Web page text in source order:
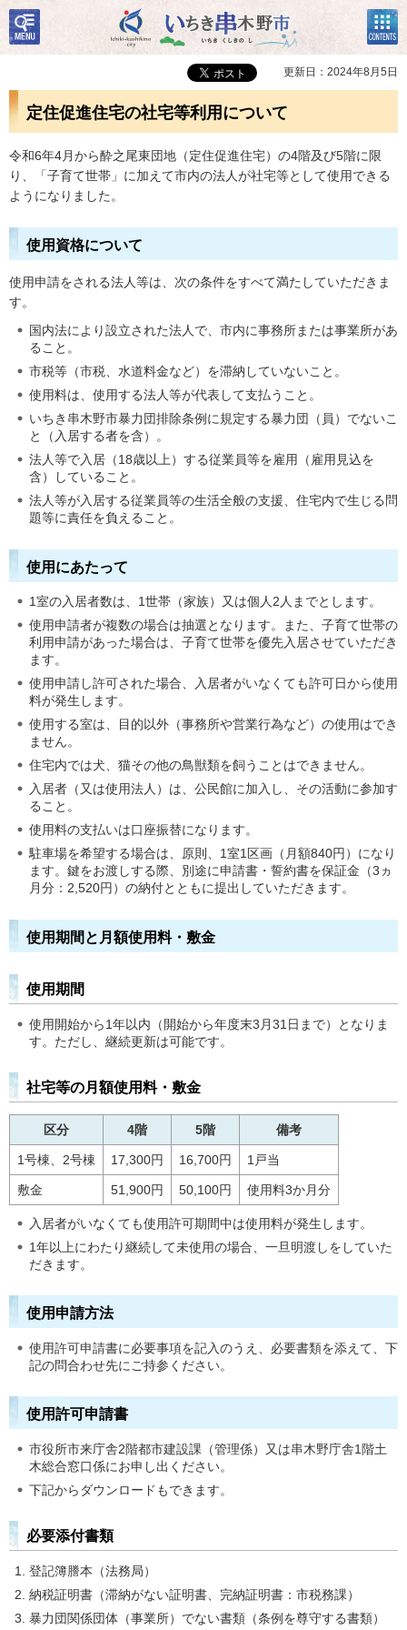
いちき串木野市
検
索・
共通
コン
テン
ツメ
ニュ
更新日：2024年8月5日
定住促進住宅の社宅等利用について
令和6年4月から酔之尾東団地（定住促進住宅）の4階及び5階に限
り、「子育て世帯」に加えて市内の法人が社宅等として使用できる
ようになりました。
使用資格について
使用申請をされる法人等は、次の条件をすべて満たしていただきま
す。
国内法により設立された法人で、市内に事務所または事業所があ
ること。
市税等（市税、水道料金など）を滞納していないこと。
使用料は、使用する法人等が代表して支払うこと。
いちき串木野市暴力団排除条例に規定する暴力団（員）でないこ
と（入居する者を含）。
法人等で入居（18歳以上）する従業員等を雇用（雇用見込を
含）していること。
法人等が入居する従業員等の生活全般の支援、住宅内で生じる問
題等に責任を負えること。
使用にあたって
1室の入居者数は、1世帯（家族）又は個人2人までとします。
使用申請者が複数の場合は抽選となります。また、子育て世帯の
利用申請があった場合は、子育て世帯を優先入居させていただき
ます。
使用申請し許可された場合、入居者がいなくても許可日から使用
料が発生します。
使用する室は、目的以外（事務所や営業行為など）の使用はでき
ません。
住宅内では犬、猫その他の鳥獣類を飼うことはできません。
入居者（又は使用法人）は、公民館に加入し、その活動に参加す
ること。
使用料の支払いは口座振替になります。
駐車場を希望する場合は、原則、1室1区画（月額840円）になり
ます。鍵をお渡しする際、別途に申請書・誓約書を保証金（3ヵ
月分：2,520円）の納付とともに提出していただきます。
使用期間と月額使用料・敷金
使用期間
使用開始から1年以内（開始から年度末3月31日まで）となりま
す。ただし、継続更新は可能です。
社宅等の月額使用料・敷金
区分 4階 5階 備考
1号棟、2号棟 17,300円 16,700円 1戸当
敷金 51,900円 50,100円 使用料3か月分
入居者がいなくても使用許可期間中は使用料が発生します。
1年以上にわたり継続して未使用の場合、一旦明渡しをしていた
だきます。
使用申請方法
使用許可申請書に必要事項を記入のうえ、必要書類を添えて、下
記の問合わせ先にご持参ください。
使用許可申請書
市役所市来庁舎2階都市建設課（管理係）又は串木野庁舎1階土
木総合窓口係にお申し出ください。
下記からダウンロードもできます。
必要添付書類
登記簿謄本（法務局）
納税証明書（滞納がない証明書、完納証明書：市税務課）
暴力団関係団体（事業所）でない書類（条例を尊守する書類）